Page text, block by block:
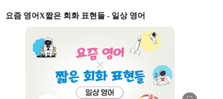
요즘 영어X짧은 회화 표현들 - 일상 영어